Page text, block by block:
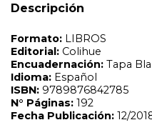
Descripción
Noticias de Macrilandia. Porque
en las que te reís de todo eso
úlcera péptica y te hace pensar
tenés adentro? Es posible.
no es evadirse. Vas a enfrentar
desnudo. Y te vas a reír de él. Y
más al monstruo que se rían de